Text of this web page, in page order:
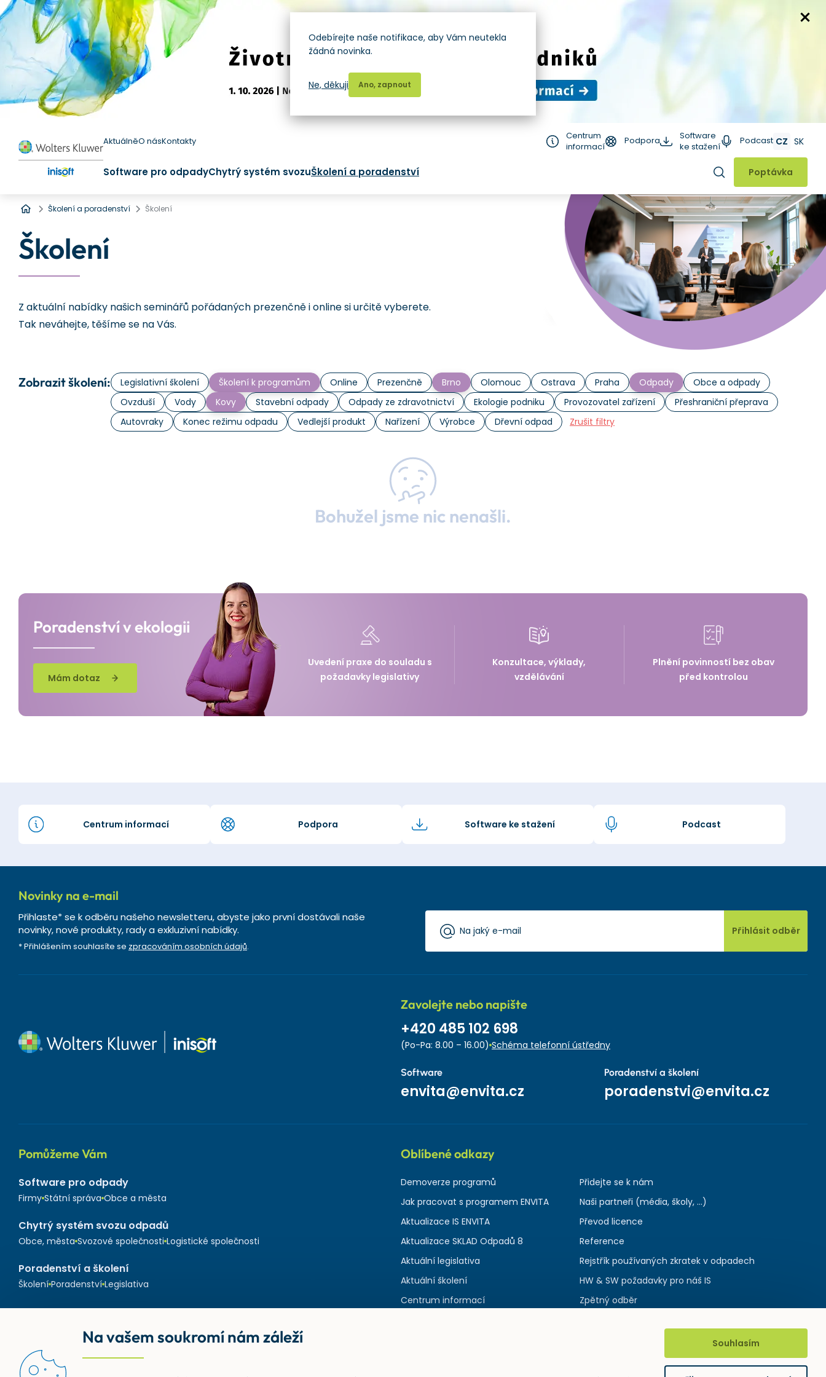
AktuálněO násKontakty
Centrum
informací
Podpora
Software
ke stažení
Podcast CZ SK
Software pro odpadyChytrý systém svozuŠkolení a poradenství Hledat
Poptávka
Úvod
Školení a poradenství Školení
Školení
Z aktuální nabídky našich seminářů pořádaných prezenčně i online si určitě vyberete.
Tak neváhejte, těšíme se na Vás.
Zobrazit školení: Legislativní školení Školení k programům Online Prezenčně Brno Olomouc Ostrava Praha Odpady
Obce a odpady
Ovzduší
Vody Kovy Stavební odpady Odpady ze zdravotnictví Ekologie podniku Provozovatel zařízení
Přeshraniční přeprava
Autovraky
Konec režimu odpadu Vedlejší produkt Nařízení Výrobce Dřevní odpad Zrušit filtry
Bohužel jsme nic nenašli.
Poradenství v ekologii
Mám dotaz
Uvedení praxe do souladu s
požadavky legislativy
Konzultace, výklady,
vzdělávání
Plnění povinností bez obav
před kontrolou
Centrum informací Podpora Software ke stažení Podcast
Novinky na e-mail
Přihlaste* se k odběru našeho newsletteru, abyste jako první dostávali naše
novinky, nové produkty, rady a exkluzivní nabídky.
* Přihlášením souhlasíte se zpracováním osobních údajů.
Přihlásit odběr
Zavolejte nebo napište
+420 485 102 698
(Po-Pa: 8.00 – 16.00) Schéma telefonní ústředny
Software
envita@envita.cz
Poradenství a školení
poradenstvi@envita.cz
Pomůžeme Vám
Software pro odpady
Firmy Státní správa Obce a města
Chytrý systém svozu odpadů
Obce, města Svozové společnosti Logistické společnosti
Poradenství a školení
Školení Poradenství Legislativa
Oblíbené odkazy
Demoverze programů
Jak pracovat s programem ENVITA
Aktualizace IS ENVITA
Aktualizace SKLAD Odpadů 8
Aktuální legislativa
Aktuální školení
Centrum informací
Přidejte se k nám
Naši partneři (média, školy, ...)
Převod licence
Reference
Rejstřík používaných zkratek v odpadech
HW & SW požadavky pro náš IS
Zpětný odběr
Odebírejte naše notifikace, aby Vám neutekla
žádná novinka.
Ano, zapnout
Ne, děkuji
Na vašem soukromí nám záleží Souhlasím